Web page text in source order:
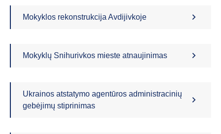
Mokyklos rekonstrukcija Avdijivkoje
Mokyklų Snihurivkos mieste atnaujinimas
Ukrainos atstatymo agentūros administracinių
gebėjimų stiprinimas